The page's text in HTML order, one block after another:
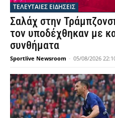
ΤΕΛΕΥΤΑΙΕΣ ΕΙΔΗΣΕΙΣ
Σαλάχ στην
τον υποδέχθηκαν με
συνθήματα
Sportlive Newsroom - 05/08/2026